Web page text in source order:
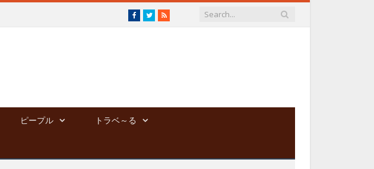
Facebook
TwitterRSS
ピープル トラベ～る